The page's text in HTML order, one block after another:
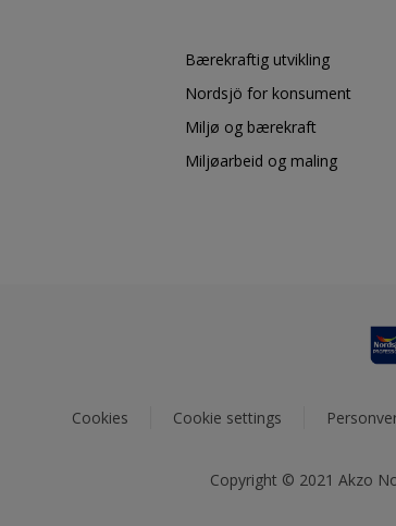
Bærekraftig utvikling
Nordsjö for konsument
Miljø og bærekraft
Miljøarbeid og maling
Cookies Cookie settings
Copyright © 2021 Akzo